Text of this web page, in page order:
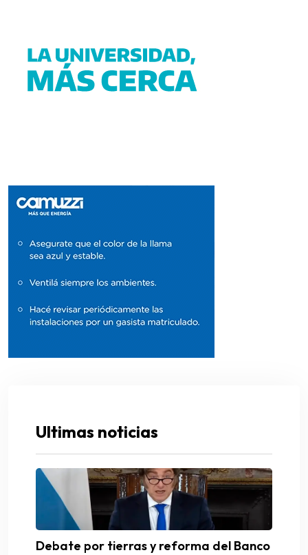
Ultimas noticias
Debate por tierras y reforma del Banco